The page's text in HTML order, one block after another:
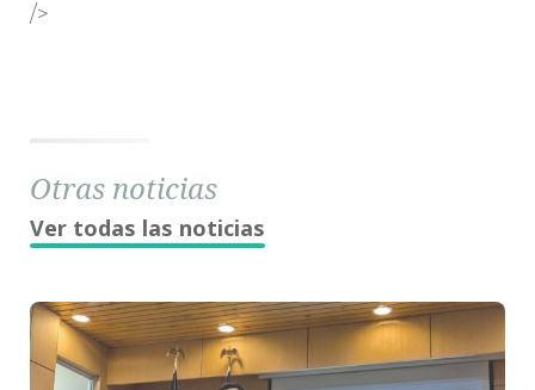
/>
Otras noticias
Ver todas las noticias